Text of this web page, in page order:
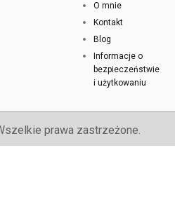
O mnie
Kontakt
Blog
Informacje o
bezpieczeństwie
i użytkowaniu
prawa zastrzeżone.